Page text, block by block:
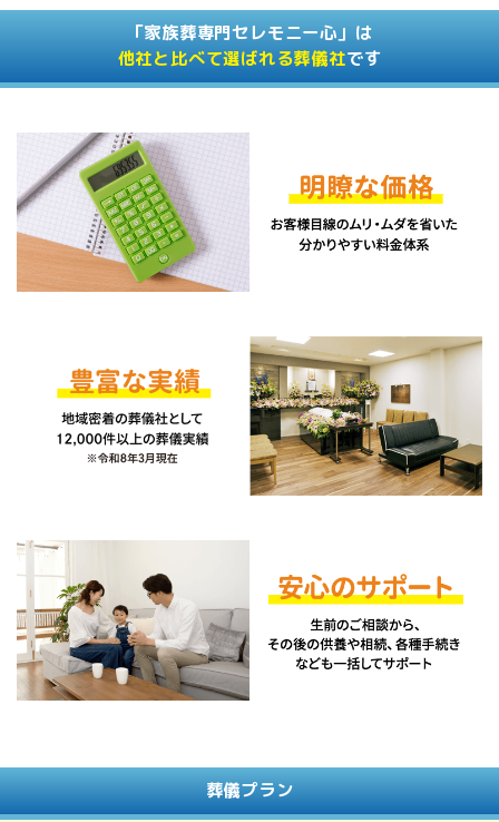
「家族葬専門セレモニー心」は
他社と比べて選ばれる葬儀社です
葬儀プラン